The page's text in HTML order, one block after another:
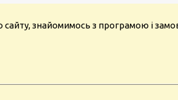
сайту, знайомимось з програмою і